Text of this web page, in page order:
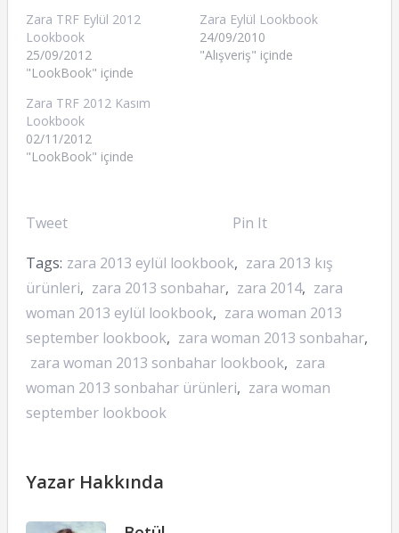
Zara TRF Eylül 2012
Lookbook
25/09/2012
"LookBook" içinde
Zara Eylül Lookbook
24/09/2010
"Alışveriş" içinde
Zara TRF 2012 Kasım
Lookbook
02/11/2012
"LookBook" içinde
Tweet Pin It
Tags: zara 2013 eylül lookbook, zara 2013 kış
ürünleri, zara 2013 sonbahar, zara 2014, zara
woman 2013 eylül lookbook, zara woman 2013
september lookbook, zara woman 2013 sonbahar,
zara woman 2013 sonbahar lookbook, zara
woman 2013 sonbahar ürünleri, zara woman
september lookbook
Yazar Hakkında